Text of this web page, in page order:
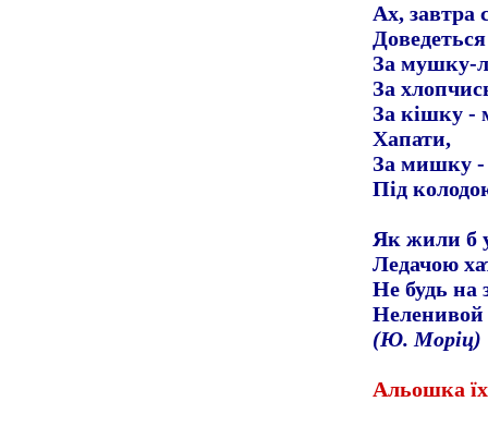
Ах, завтра
За мушку-
За
За кішку -
Хапати,
За мишку -
Під
Як жили б
Ледачою
Не будь на
Неленивой
(Ю. Моріц)
Альошка